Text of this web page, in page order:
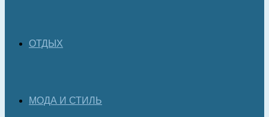
ОТДЫХ
МОДА И СТИЛЬ